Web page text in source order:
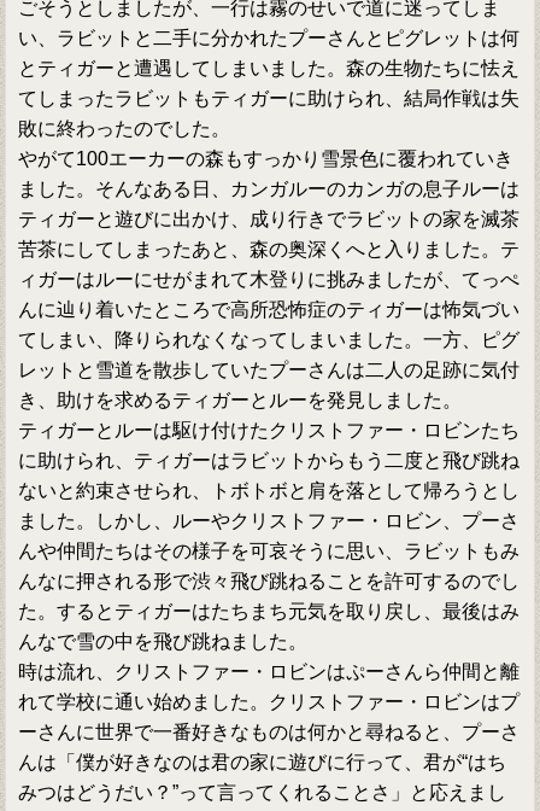
ごそうとしましたが、一行は霧のせいで道に迷ってしま
い、ラビットと二手に分かれたプーさんとピグレットは何
とティガーと遭遇してしまいました。森の生物たちに怯え
てしまったラビットもティガーに助けられ、結局作戦は失
敗に終わったのでした。
やがて100エーカーの森もすっかり雪景色に覆われていき
ました。そんなある日、カンガルーのカンガの息子ルーは
ティガーと遊びに出かけ、成り行きでラビットの家を滅茶
苦茶にしてしまったあと、森の奥深くへと入りました。テ
ィガーはルーにせがまれて木登りに挑みましたが、てっぺ
んに辿り着いたところで高所恐怖症のティガーは怖気づい
てしまい、降りられなくなってしまいました。一方、ピグ
レットと雪道を散歩していたプーさんは二人の足跡に気付
き、助けを求めるティガーとルーを発見しました。
ティガーとルーは駆け付けたクリストファー・ロビンたち
に助けられ、ティガーはラビットからもう二度と飛び跳ね
ないと約束させられ、トボトボと肩を落として帰ろうとし
ました。しかし、ルーやクリストファー・ロビン、プーさ
んや仲間たちはその様子を可哀そうに思い、ラビットもみ
んなに押される形で渋々飛び跳ねることを許可するのでし
た。するとティガーはたちまち元気を取り戻し、最後はみ
んなで雪の中を飛び跳ねました。
時は流れ、クリストファー・ロビンはぷーさんら仲間と離
れて学校に通い始めました。クリストファー・ロビンはプ
ーさんに世界で一番好きなものは何かと尋ねると、プーさ
んは「僕が好きなのは君の家に遊びに行って、君が“はち
みつはどうだい？”って言ってくれることさ」と応えまし